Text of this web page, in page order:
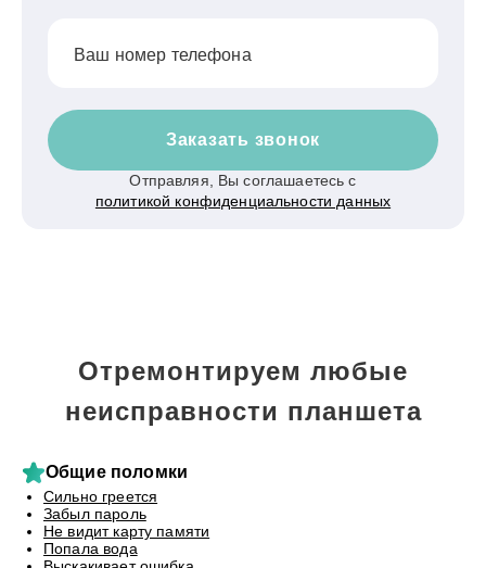
Ваш номер телефона
Заказать звонок
Отправляя, Вы соглашаетесь с
политикой конфиденциальности данных
Отремонтируем любые
неисправности планшета
Общие поломки
Сильно греется
Забыл пароль
Не видит карту памяти
Попала вода